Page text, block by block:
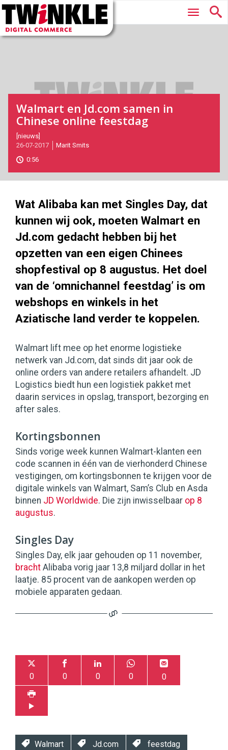
Twinkle
Digital
Commerce
Hoofdmenu
Walmart en Jd.com samen in
Chinese online feestdag
2017-
07-
26T15:44:00
2017-
07-
[nieuws]
26-07-2017
Marit Smits
0:56
Wat Alibaba kan met Singles Day, dat
kunnen wij ook, moeten Walmart en
Jd.com gedacht hebben bij het
opzetten van een eigen Chinees
shopfestival op 8 augustus. Het doel
van de ‘omnichannel feestdag’ is om
webshops en winkels in het
Aziatische land verder te koppelen.
Walmart lift mee op het enorme logistieke
netwerk van Jd.com, dat sinds dit jaar ook de
online orders van andere retailers afhandelt. JD
Logistics biedt hun een logistiek pakket met
daarin services in opslag, transport, bezorging en
after sales.
Kortingsbonnen
Sinds vorige week kunnen Walmart-klanten een
code scannen in één van de vierhonderd Chinese
vestigingen, om kortingsbonnen te krijgen voor de
digitale winkels van Walmart, Sam’s Club en Asda
binnen JD Worldwide. Die zijn inwisselbaar op 8
augustus.
Singles Day
Singles Day, elk jaar gehouden op 11 november,
bracht Alibaba vorig jaar 13,8 miljard dollar in het
laatje. 85 procent van de aankopen werden op
mobiele apparaten gedaan.
0 0 0 0 0
Walmart Jd.com feestdag